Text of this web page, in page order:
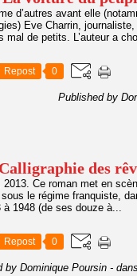
d’autres avant elle
Eve Charrin,
mal de petits. L’auteur a
Repost 0
Published by
des
Ce roman met en
le régime franquiste,
à 1948 (de ses douze à...
Repost 0
by Dominique Poursin - dans